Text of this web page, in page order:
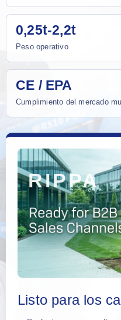
0,25t-2,2t
Peso operativo
CE / EPA
Cumplimiento del mercado
Listo para los